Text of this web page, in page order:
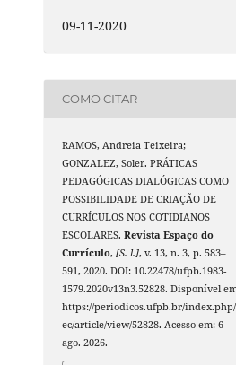
09-11-2020
COMO CITAR
RAMOS, Andreia Teixeira;
GONZALEZ, Soler. PRÁTICAS
PEDAGÓGICAS DIALÓGICAS COMO
POSSIBILIDADE DE CRIAÇÃO DE
CURRÍCULOS NOS COTIDIANOS
ESCOLARES.Revista Espaço do
Currículo,[S. l.], v. 13, n. 3, p. 583–
591, 2020. DOI: 10.22478/ufpb.1983-
1579.2020v13n3.52828. Disponível
https://periodicos.ufpb.br/
ec/article/view/52828. Acesso em: 6
ago. 2026.